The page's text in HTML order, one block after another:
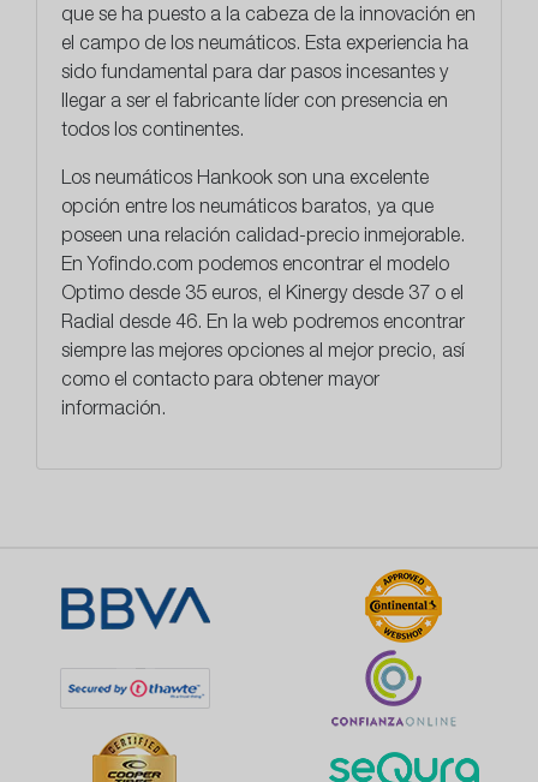
que se ha puesto a la cabeza de la innovación en
el campo de los neumáticos. Esta experiencia ha
sido fundamental para dar pasos incesantes y
llegar a ser el fabricante líder con presencia en
todos los continentes.
Los neumáticos Hankook son una excelente
opción entre los neumáticos baratos, ya que
poseen una relación calidad-precio inmejorable.
En Yofindo.com podemos encontrar el modelo
Optimo desde 35 euros, el Kinergy desde 37 o el
Radial desde 46. En la web podremos encontrar
siempre las mejores opciones al mejor precio, así
como el contacto para obtener mayor
información.